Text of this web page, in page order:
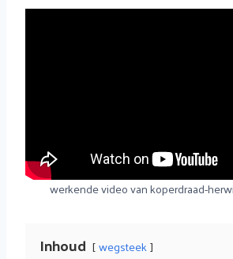
werkende video van koperdraad-
Inhoud wegsteek